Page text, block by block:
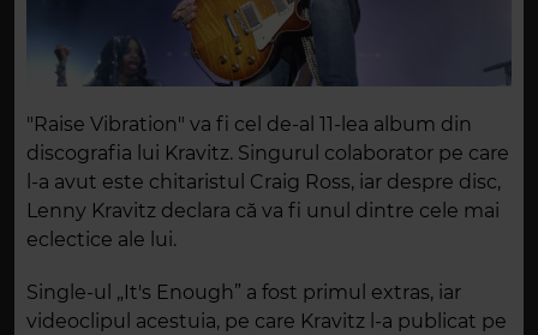
"Raise Vibration" va fi cel de-al 11-lea album din
discografia lui Kravitz. Singurul colaborator pe care
l-a avut este chitaristul Craig Ross, iar despre disc,
Lenny Kravitz declara că va fi unul dintre cele mai
eclectice ale lui.
Single-ul „It's Enough” a fost primul extras, iar
videoclipul acestuia, pe care Kravitz l-a publicat pe